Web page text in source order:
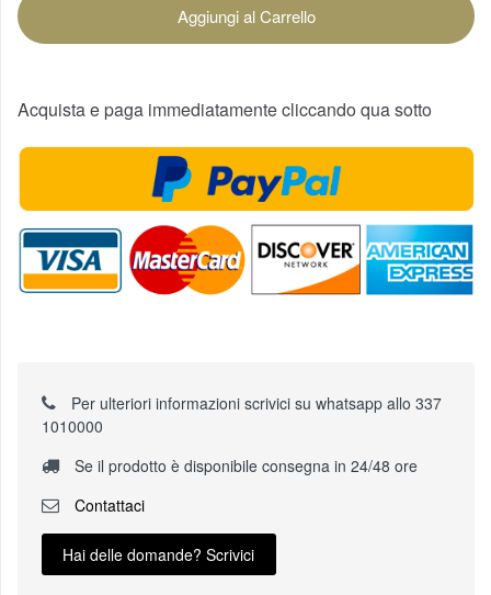
Aggiungi al Carrello
Acquista e paga immediatamente cliccando qua sotto
Per ulteriori informazioni scrivici su whatsapp allo 337
1010000
Se il prodotto è disponibile consegna in 24/48 ore
Contattaci
Hai delle domande? Scrivici